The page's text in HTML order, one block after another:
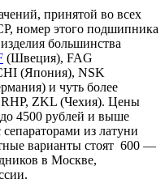
принятой во всех
номер этого подшипника
большинства
(Швеция), FAG
(Япония), NSK
и чуть более
ZKL (Чехия). Цены
до 4500 рублей и выше
из латуни
варианты стоят 600 —
в Москве,